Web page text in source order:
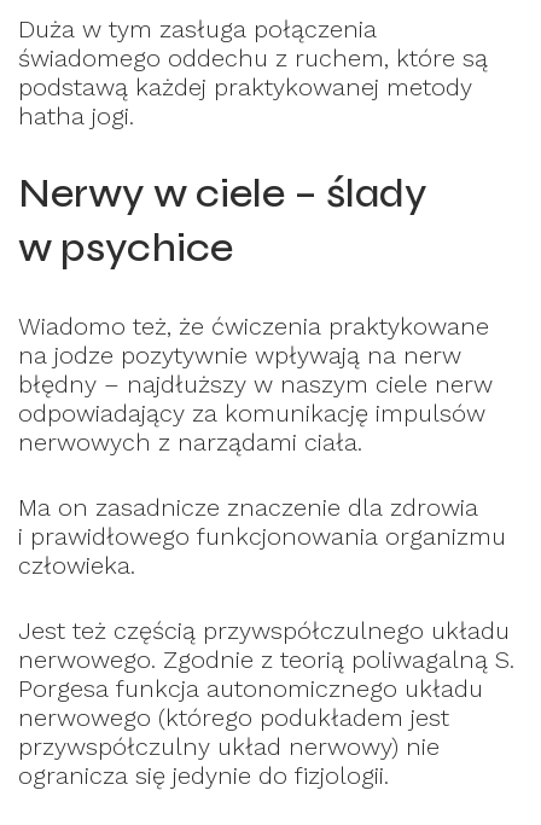
Duża w tym zasługa połączenia
świadomego oddechu z ruchem, które są
podstawą każdej praktykowanej metody
hatha jogi.
Nerwy w ciele – ślady
w psychice
Wiadomo też, że ćwiczenia praktykowane
na jodze pozytywnie wpływają na nerw
błędny – najdłuższy w naszym ciele nerw
odpowiadający za komunikację impulsów
nerwowych z narządami ciała.
Ma on zasadnicze znaczenie dla zdrowia
i prawidłowego funkcjonowania organizmu
człowieka.
Jest też częścią przywspółczulnego układu
nerwowego. Zgodnie z teorią poliwagalną S.
Porgesa funkcja autonomicznego układu
nerwowego (którego podukładem jest
przywspółczulny układ nerwowy) nie
ogranicza się jedynie do fizjologii.